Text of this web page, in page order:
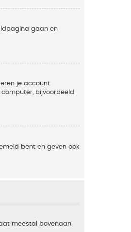
gaan en
je account
bijvoorbeeld
bent en geven ook
meestal bovenaan